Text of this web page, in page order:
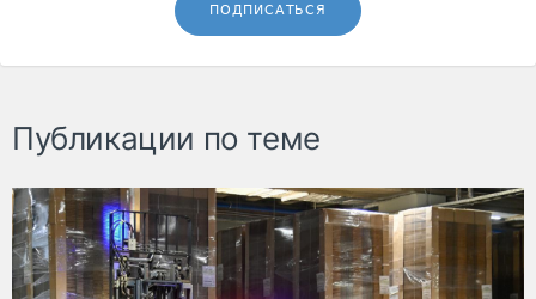
ПОДПИСАТЬСЯ
Публикации по теме